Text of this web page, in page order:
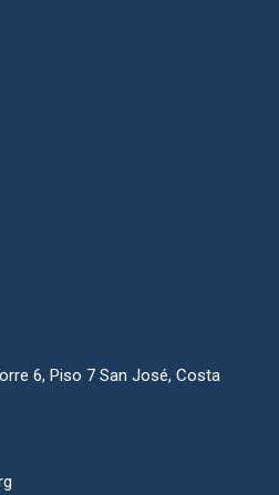
6, Piso 7 San José, Costa